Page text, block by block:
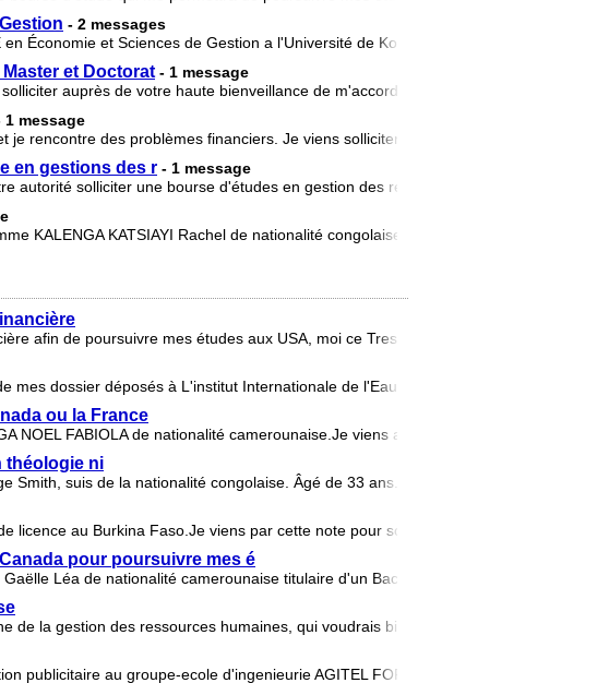
- 2 messages
Économie et Sciences de Gestion a l'Université de Koudougou au Burkina Faso. J
et Doctorat - 1 message
auprès de votre haute bienveillance de m'accorder une aide au finan
1 message
je rencontre des problèmes financiers. Je viens solliciter auprès de vous un
en gestions des r - 1 message
autorité solliciter une bourse d'études en gestion des ressources humaines afin
KALENGA KATSIAYI Rachel de nationalité congolaise. En effet je suis licenciée
afin de poursuivre mes études aux USA, moi ce Tresor Vuvu Boleko , je s
mes dossier déposés à L'institut Internationale de l'Eau et de l'Environnemen
ou la France
NOEL FABIOLA de nationalité camerounaise.Je viens aupres de votre bienveillance so
théologie ni
Smith, suis de la nationalité congolaise. Âgé de 33 ans. L'évangélisation es
licence au Burkina Faso.Je viens par cette note pour solliciter auprès de vous
pour poursuivre mes é
Léa de nationalité camerounaise titulaire d'un Baccalauréat F3(électrotechn
de la gestion des ressources humaines, qui voudrais bien poursuivre mes étude
publicitaire au groupe-ecole d'ingenieurie AGITEL FORMATION, je souhaiterai